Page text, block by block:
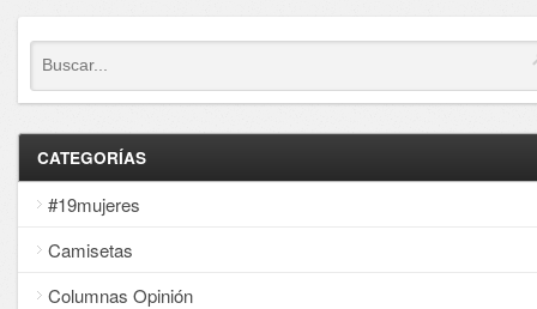
CATEGORÍAS
#19mujeres
Camisetas
Columnas Opinión